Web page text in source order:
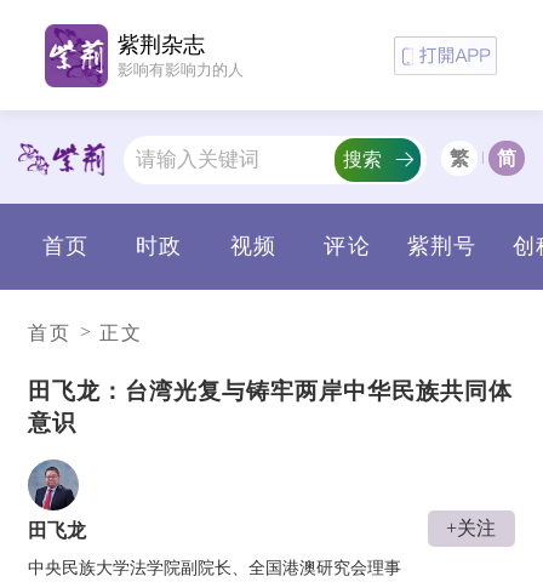
繁 简
首页 时政 视频 评论 紫荆号 创
搜索
首页 > 正文
田飞龙：台湾光复与铸牢两岸中华民族共同体
意识
田飞龙 +关注
中央民族大学法学院副院长、全国港澳研究会理事
紫荆杂志
影响有影响力的人